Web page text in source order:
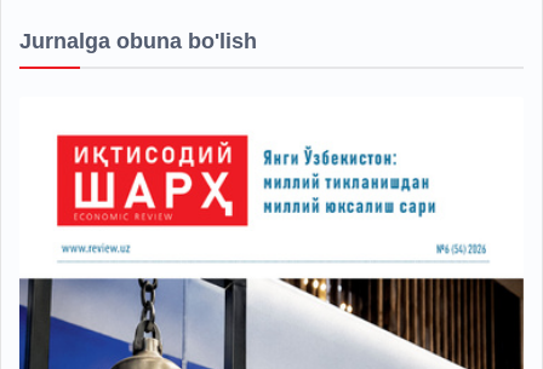
Jurnalga obuna bo'lish